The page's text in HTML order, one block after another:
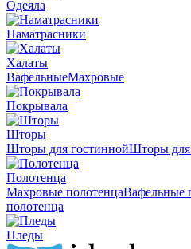
Одеяла
Наматрасники
Халаты
ВафельныеМахровые
Покрывала
Шторы
Шторы для гостиннойШторы для
Полотенца
Махровые полотенцаВафельные
полотенца
Пледы